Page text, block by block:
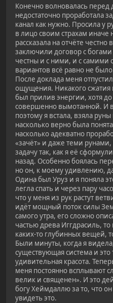
Конечно волновалась
недостаточно проработала
канал как нужно. Просила у
в лицо своим страхам иначе
рассказала на отчёте
заключили договор с
честны и с ними, и с самими
вариантов всё равно не
После доклада меня
ощущения. Никакого сжатия
был прилив энергии, хотя до
совершенно вымотанной. И
поэтому я встала, взяла
насколько верно была
насколько адекватно
«зачёт» и даже теми
задачу так, как я её
назад. Особенно боялась
но он, к моему удивлению,
Одина был Уруз и я поняла
легла спать и через пару
что у меня из рук растут
идёт мощный поток силы
самого утра, его сложно
частью древа Иггдрасиль,
каких-то глубинных вещей,
Были минуты, когда я
существующая система и
удивительная красота.
меня постоянно всплывают
велик и священен». И это
богу Хеймдаллю за то, что
увидеть это.